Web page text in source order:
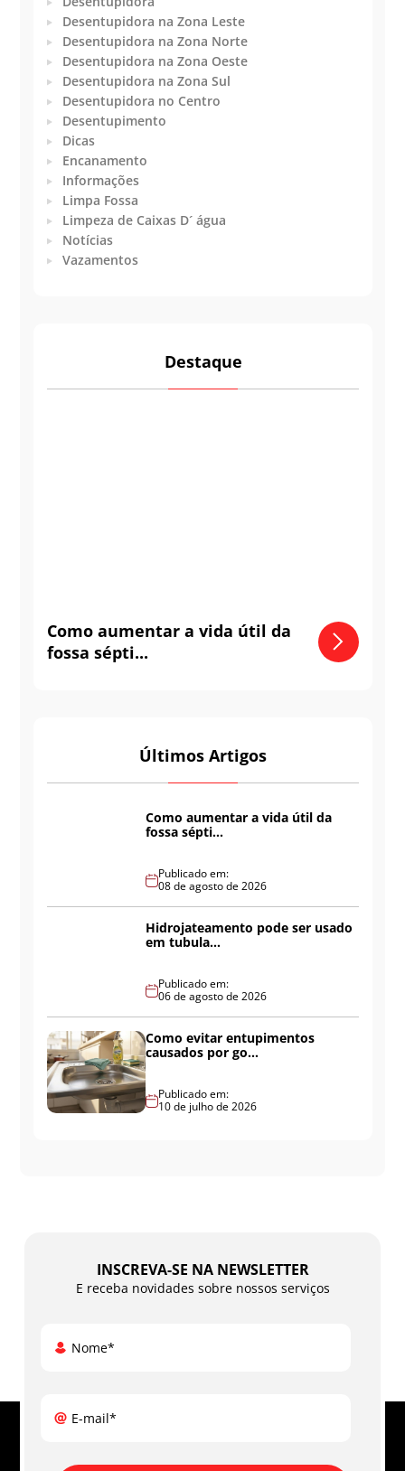
Desentupidora na Zona Leste
Desentupidora na Zona Norte
Desentupidora na Zona Oeste
Desentupidora na Zona Sul
Desentupidora no Centro
Desentupimento
Dicas
Encanamento
Informações
Limpa Fossa
Limpeza de Caixas D´ água
Notícias
Vazamentos
Destaque
Como aumentar a vida útil da
fossa sépti...
Últimos Artigos
Como aumentar a vida útil da
fossa sépti...
Publicado em:
08 de agosto de 2026
Hidrojateamento pode ser usado
em tubula...
Publicado em:
06 de agosto de 2026
Como evitar entupimentos
causados por go...
Publicado em:
10 de julho de 2026
INSCREVA-SE NA NEWSLETTER
E receba novidades sobre nossos serviços
Nome*
E-mail*